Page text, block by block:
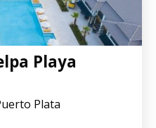
Playa
Plata